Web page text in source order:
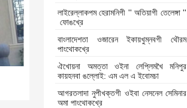
লাইরেল্লাকপম হেরামনিগী '' অতিয়াগী তেলেঙ্গা ''
ফোঙখ্রে
বাংলাদেশতা ওজারেন ইকায়খুম্নবগী থৌরম
পাংথোকখ্রে
ঐখোয়না অমত্তা ওইনা লেপ্লিমখৈ মনিপুর
কায়হনবা ঙল্লোই: এম এল এ ইবোমচা
আগরতলাদা নুপীখক্তগী ওইবা নেসনেল সেমিনার
অমা পাংথোকখ্রে